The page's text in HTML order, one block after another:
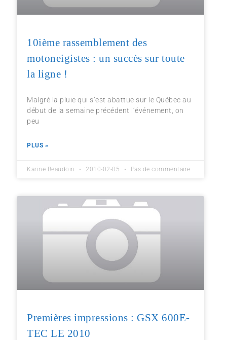
10ième rassemblement des
motoneigistes : un succès sur toute
la ligne !
Malgré la pluie qui s’est abattue sur le Québec au
début de la semaine précédent l’événement, on
peu
PLUS »
Karine Beaudoin 2010-02-05 Pas de commentaire
Premières impressions : GSX 600E-
TEC LE 2010